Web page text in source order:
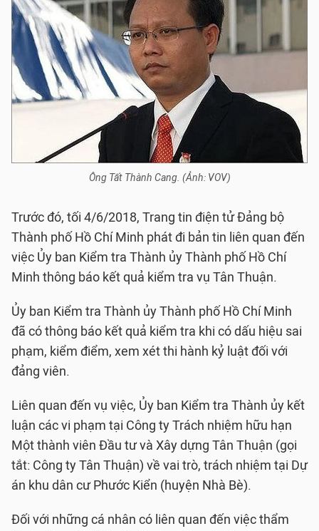
Ông Tất Thành Cang. (Ảnh: VOV)
Trước đó, tối 4/6/2018, Trang tin điện tử Đảng bộ
Thành phố Hồ Chí Minh phát đi bản tin liên quan đến
việc Ủy ban Kiểm tra Thành ủy Thành phố Hồ Chí
Minh thông báo kết quả kiểm tra vụ Tân Thuận.
Ủy ban Kiểm tra Thành ủy Thành phố Hồ Chí Minh
đã có thông báo kết quả kiểm tra khi có dấu hiệu sai
phạm, kiểm điểm, xem xét thi hành kỷ luật đối với
đảng viên.
Liên quan đến vụ việc, Ủy ban Kiểm tra Thành ủy kết
luận các vi phạm tại Công ty Trách nhiệm hữu hạn
Một thành viên Đầu tư và Xây dựng Tân Thuận (gọi
tắt: Công ty Tân Thuận) về vai trò, trách nhiệm tại Dự
án khu dân cư Phước Kiển (huyện Nhà Bè).
Đối với những cá nhân có liên quan đến việc thẩm